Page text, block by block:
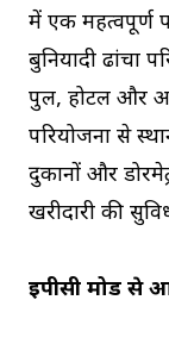
में एक महत्वपूर्ण
बुनियादी ढांचा
पुल, होटल और
परियोजना से
दुकानों और
खरीदारी की
ईपीसी मोड से